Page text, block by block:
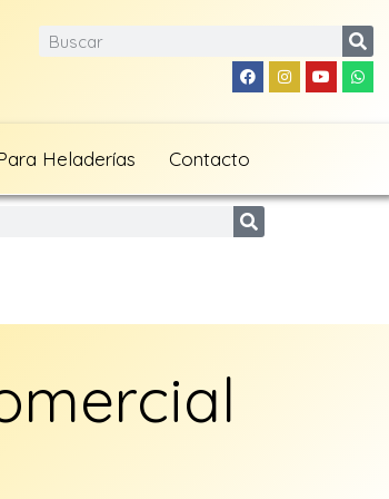
Heladerías Contacto